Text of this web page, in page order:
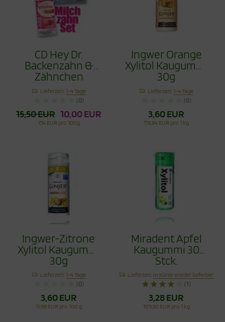
CD Hey Dr.
Backenzahn &
Zähnchen
Erdbeere 30g im
Set
Lieferzeit:1-4 Tage
(0)
15,50 EUR 10,00 EUR
7,14 EUR pro 100g
Ingwer Orange
Xylitol Kaugummi
30g
Lieferzeit:1-4 Tage
(0)
3,60 EUR
119,84 EUR pro 1 kg
Ingwer-Zitrone
Xylitol Kaugummi
30g
Lieferzeit:1-4 Tage
(0)
3,60 EUR
11,98 EUR pro 100 g
Miradent Apfel
Kaugummi 30
Stck.
Lieferzeit: in Kürze wieder lieferbar
(1)
3,28 EUR
109,50 EUR pro 1 kg